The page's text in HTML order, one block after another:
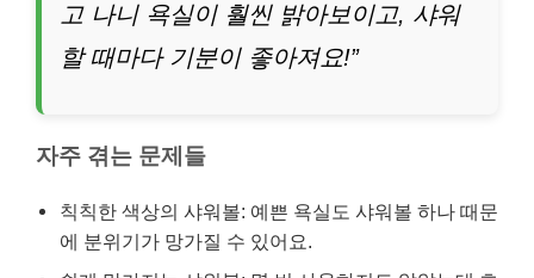
고 나니 욕실이 훨씬 밝아보이고, 샤워
할 때마다 기분이 좋아져요!”
자주 겪는 문제들
칙칙한 색상의 샤워볼: 예쁜 욕실도 샤워볼 하나 때문
에 분위기가 망가질 수 있어요.